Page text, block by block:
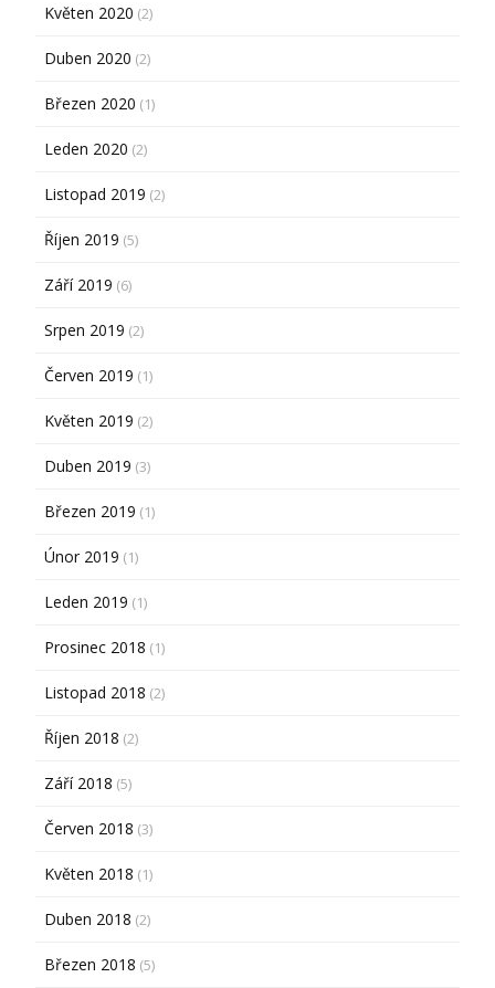
Květen 2020 (2)
Duben 2020 (2)
Březen 2020 (1)
Leden 2020 (2)
Listopad 2019 (2)
Říjen 2019 (5)
Září 2019 (6)
Srpen 2019 (2)
Červen 2019 (1)
Květen 2019 (2)
Duben 2019 (3)
Březen 2019 (1)
Únor 2019 (1)
Leden 2019 (1)
Prosinec 2018 (1)
Listopad 2018 (2)
Říjen 2018 (2)
Září 2018 (5)
Červen 2018 (3)
Květen 2018 (1)
Duben 2018 (2)
Březen 2018 (5)